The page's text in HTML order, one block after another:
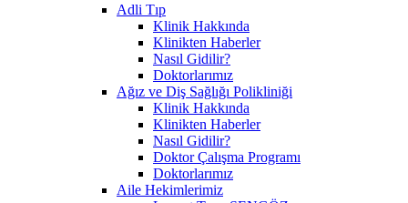
Adli Tıp
Klinik Hakkında
Klinikten Haberler
Nasıl Gidilir?
Doktorlarımız
Ağız ve Diş Sağlığı Polikliniği
Klinik Hakkında
Klinikten Haberler
Nasıl Gidilir?
Doktor Çalışma Programı
Doktorlarımız
Aile Hekimlerimiz